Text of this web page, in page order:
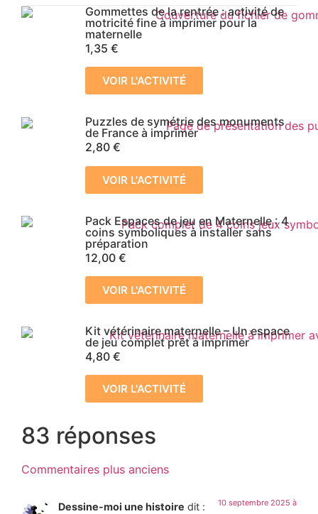
Gommettes de la rentrée : activité de
motricité fine à imprimer pour la
maternelle
1,35 €
VOIR L'ACTIVITÉ
Puzzles de symétrie des monuments
de France à imprimer
2,80 €
VOIR L'ACTIVITÉ
Pack Espaces de jeu en Maternelle : 4
coins symboliques à installer sans
préparation
12,00 €
VOIR L'ACTIVITÉ
Kit vétérinaire maternelle – Un espace
de jeu complet prêt à imprimer
4,80 €
VOIR L'ACTIVITÉ
83 réponses
Commentaires plus anciens
Dessine-moi une histoire dit : 10 septembre 2025 à